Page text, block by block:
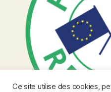
Ce site utilise des cookies,